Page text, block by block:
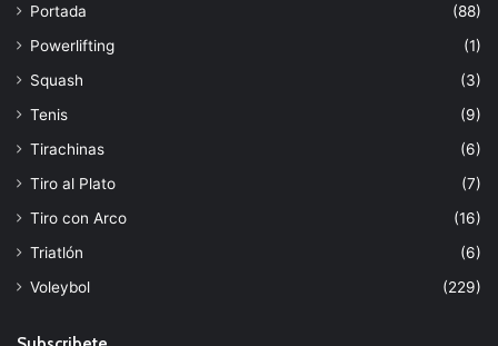
Portada
(88)
Powerlifting
(1)
Squash
(3)
Tenis
(9)
Tirachinas
(6)
Tiro al Plato
(7)
Tiro con Arco
(16)
Triatlón
(6)
Voleybol
(229)